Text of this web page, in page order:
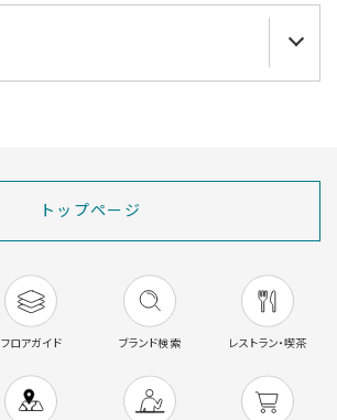
トップページ
フロアガイド ブランド検索 レストラン・喫茶